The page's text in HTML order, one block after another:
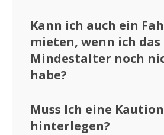
Kann ich auch ein
mieten, wenn ich das
Mindestalter noch
habe?
Muss Ich eine Kaution
hinterlegen?